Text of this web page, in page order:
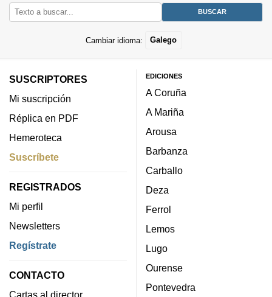
Cambiar idioma: Galego
SUSCRIPTORES
Mi suscripción
Réplica en PDF
Hemeroteca
Suscríbete
REGISTRADOS
Mi perfil
Newsletters
Regístrate
CONTACTO
Cartas al director
EDICIONES
A Coruña
A Mariña
Arousa
Barbanza
Carballo
Deza
Ferrol
Lemos
Lugo
Ourense
Pontevedra